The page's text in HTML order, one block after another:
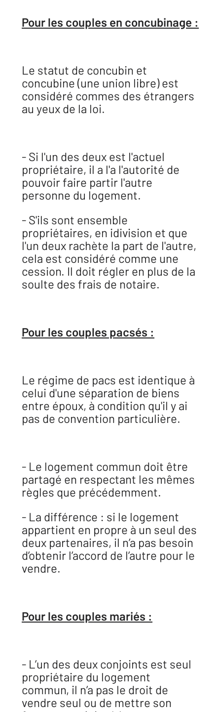
Pour les couples en concubinage :
Le statut de concubin et
concubine (une union libre) est
considéré commes des étrangers
au yeux de la loi.
- Si l'un des deux est l'actuel
propriétaire, il a l'a l'autorité de
pouvoir faire partir l'autre
personne du logement.
- S'ils sont ensemble
propriétaires, en idivision et que
l'un deux rachète la part de l'autre,
cela est considéré comme une
cession. Il doit régler en plus de la
soulte des frais de notaire.
Pour les couples pacsés :
Le régime de pacs est identique à
celui d'une séparation de biens
entre époux, à condition qu'il y ai
pas de convention particulière.
- Le logement commun doit être
partagé en respectant les mêmes
règles que précédemment.
- La différence : si le logement
appartient en propre à un seul des
deux partenaires, il n’a pas besoin
d’obtenir l’accord de l’autre pour le
vendre.
Pour les couples mariés :
- L’un des deux conjoints est seul
propriétaire du logement
commun, il n’a pas le droit de
vendre seul ou de mettre son